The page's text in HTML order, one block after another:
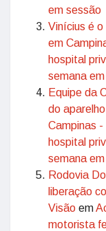
em sessão
Vinícius é o
em
hospital
semana
Equipe da
do
Campinas -
hospital
semana
Rodovia
liberação
Visão em
motorista